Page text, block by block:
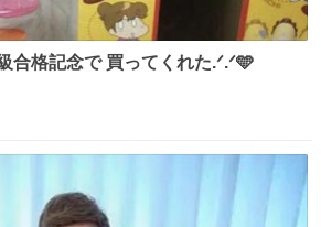
合格記念で 買ってくれた.ᐟ.ᐟ🩵